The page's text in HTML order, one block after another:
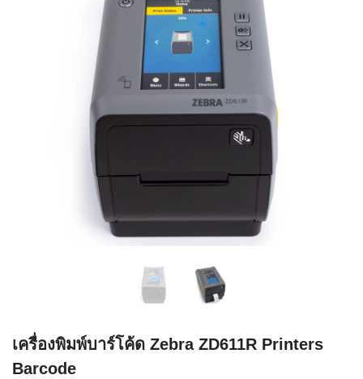
เครื่องพิมพ์บาร์โค้ด Zebra ZD611R Printers
Barcode